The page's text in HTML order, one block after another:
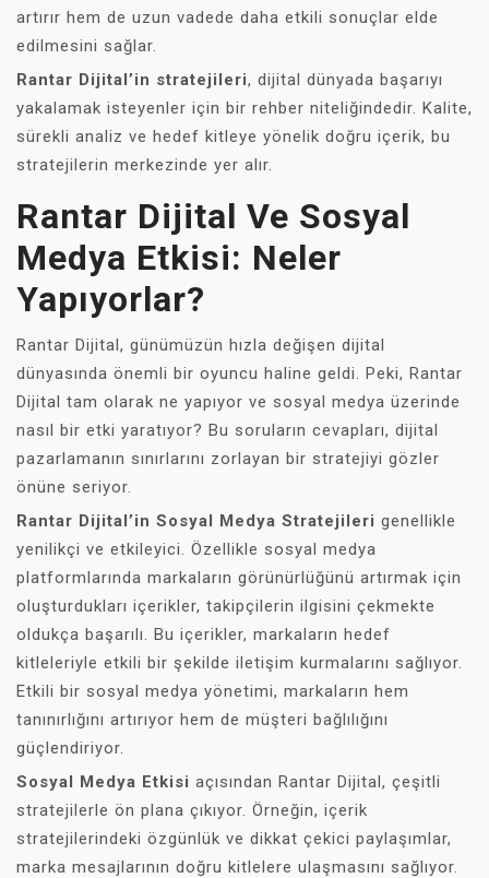
artırır hem de uzun vadede daha etkili sonuçlar elde
edilmesini sağlar.
Rantar Dijital’in stratejileri, dijital dünyada başarıyı
yakalamak isteyenler için bir rehber niteliğindedir. Kalite,
sürekli analiz ve hedef kitleye yönelik doğru içerik, bu
stratejilerin merkezinde yer alır.
Rantar Dijital Ve Sosyal
Medya Etkisi: Neler
Yapıyorlar?
Rantar Dijital, günümüzün hızla değişen dijital
dünyasında önemli bir oyuncu haline geldi. Peki, Rantar
Dijital tam olarak ne yapıyor ve sosyal medya üzerinde
nasıl bir etki yaratıyor? Bu soruların cevapları, dijital
pazarlamanın sınırlarını zorlayan bir stratejiyi gözler
önüne seriyor.
Rantar Dijital’in Sosyal Medya Stratejileri genellikle
yenilikçi ve etkileyici. Özellikle sosyal medya
platformlarında markaların görünürlüğünü artırmak için
oluşturdukları içerikler, takipçilerin ilgisini çekmekte
oldukça başarılı. Bu içerikler, markaların hedef
kitleleriyle etkili bir şekilde iletişim kurmalarını sağlıyor.
Etkili bir sosyal medya yönetimi, markaların hem
tanınırlığını artırıyor hem de müşteri bağlılığını
güçlendiriyor.
Sosyal Medya Etkisi açısından Rantar Dijital, çeşitli
stratejilerle ön plana çıkıyor. Örneğin, içerik
stratejilerindeki özgünlük ve dikkat çekici paylaşımlar,
marka mesajlarının doğru kitlelere ulaşmasını sağlıyor.